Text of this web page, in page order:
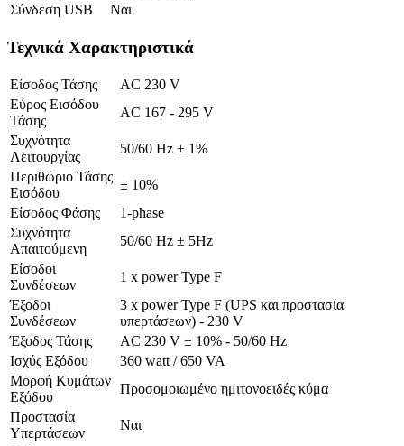
Σύνδεση USB
Ναι
Τεχνικά Χαρακτηριστικά
Είσοδος Τάσης
AC 230 V
Εύρος Εισόδου
Τάσης
AC 167 - 295 V
Συχνότητα
Λειτουργίας
50/60 Hz ± 1%
Περιθώριο Τάσης
Εισόδου
± 10%
Είσοδος Φάσης
1-phase
Συχνότητα
Απαιτούμενη
50/60 Hz ± 5Hz
Είσοδοι
Συνδέσεων
1 x power Type F
Έξοδοι
Συνδέσεων
3 x power Type F (UPS και προστασία
υπερτάσεων) - 230 V
Έξοδος Τάσης
AC 230 V ± 10% - 50/60 Hz
Ισχύς Εξόδου
360 watt / 650 VA
Μορφή Κυμάτων
Εξόδου
Προσομοιωμένο ημιτονοειδές κύμα
Προστασία
Υπερτάσεων
Ναι